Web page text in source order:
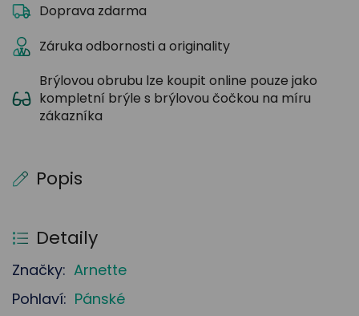
Popis
Detaily
Značky: Arnette
Pohlaví: Pánské
Doprava zdarma
Záruka odbornosti a originality
Brýlovou obrubu lze koupit online pouze jako
kompletní brýle s brýlovou čočkou na míru
zákazníka